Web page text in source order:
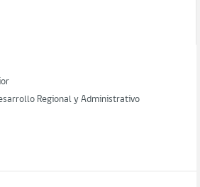
Regional y Administrativo